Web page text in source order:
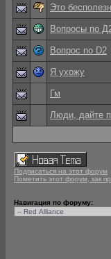
Это
Вопросы по
Вопрос по D2
Я ухожу
Гм
Люди, дайте
Подписаться на этот форум
Пометить этот форум, как
Навигация по форуму: